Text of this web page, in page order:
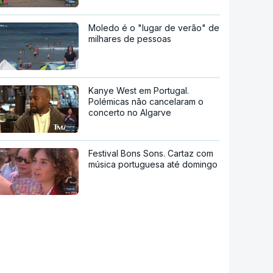
Moledo é o "lugar de verão" de
milhares de pessoas
Kanye West em Portugal.
Polémicas não cancelaram o
concerto no Algarve
Festival Bons Sons. Cartaz com
música portuguesa até domingo